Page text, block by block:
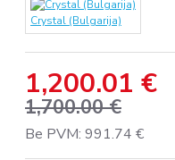
1,200.01 €
1,700.00 €
Be PVM: 991.74 €
Crystal (Bulgarija)